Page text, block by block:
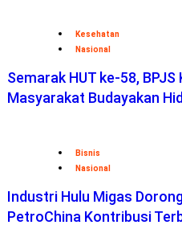
Kesehatan
Nasional
Semarak HUT ke-58,
Masyarakat Budayakan
Bisnis
Nasional
Industri Hulu Migas
PetroChina Kontribusi